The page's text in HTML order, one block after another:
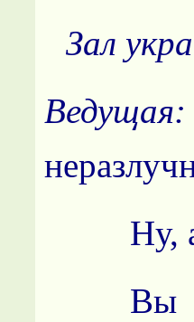
Зал
Ну,
Вы